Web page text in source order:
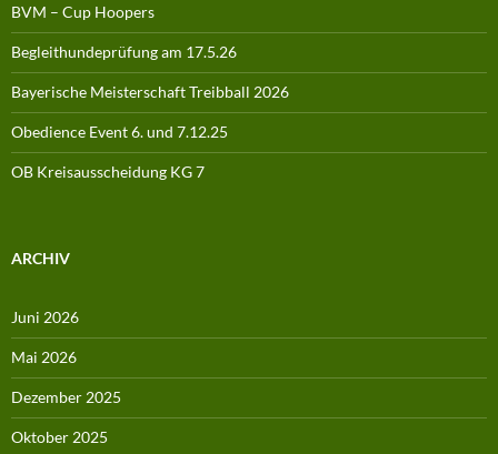
BVM – Cup Hoopers
Begleithundeprüfung am 17.5.26
Bayerische Meisterschaft Treibball 2026
Obedience Event 6. und 7.12.25
OB Kreisausscheidung KG 7
ARCHIV
Juni 2026
Mai 2026
Dezember 2025
Oktober 2025